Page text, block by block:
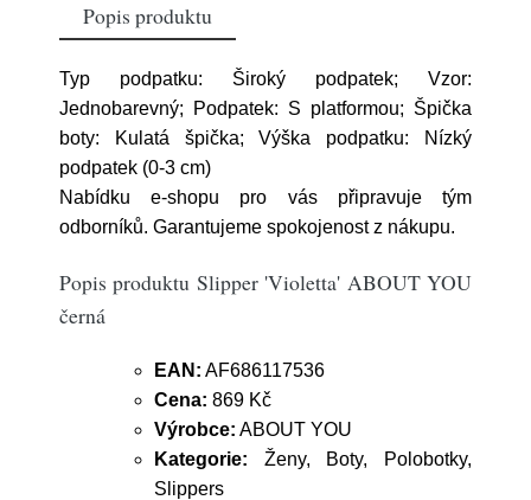
Popis produktu
Typ podpatku: Široký podpatek; Vzor:
Jednobarevný; Podpatek: S platformou; Špička
boty: Kulatá špička; Výška podpatku: Nízký
podpatek (0-3 cm)
Nabídku e-shopu pro vás připravuje tým
odborníků. Garantujeme spokojenost z nákupu.
Popis produktu Slipper 'Violetta' ABOUT YOU
černá
EAN: AF686117536
Cena: 869 Kč
Výrobce: ABOUT YOU
Kategorie: Ženy, Boty, Polobotky,
Slippers